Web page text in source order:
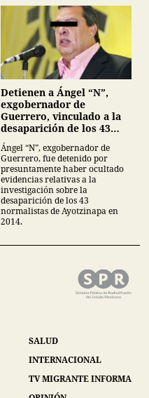
Detienen a Ángel “N”,
exgobernador de
Guerrero, vinculado a la
desaparición de los 43
normalistas de
Ayotzinapa
Ángel “N”, exgobernador de
Guerrero, fue detenido por
presuntamente haber ocultado
evidencias relativas a la
investigación sobre la
desaparición de los 43
normalistas de Ayotzinapa en
2014.
SALUD
INTERNACIONAL
TV MIGRANTE INFORMA